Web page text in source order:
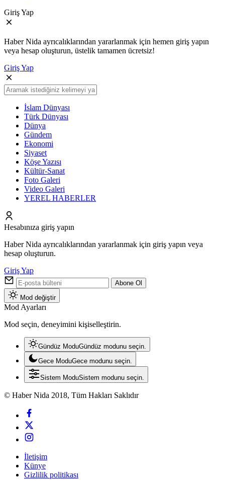
Giriş Yap
Haber Nida ayrıcalıklarından yararlanmak için hemen giriş yapın
veya hesap oluşturun, üstelik tamamen ücretsiz!
Giriş Yap
İslam Dünyası
Türk Dünyası
Dünya
Gündem
Ekonomi
Siyaset
Köşe Yazısı
Kültür-Sanat
Foto Galeri
Video Galeri
YEREL HABERLER
Hesabınıza giriş yapın
Haber Nida ayrıcalıklarından yararlanmak için giriş yapın veya
hesap oluşturun.
Giriş Yap
Abone Ol
Mod değiştir
Mod Ayarları
Mod seçin, deneyimini kişiselleştirin.
Gündüz ModuGündüz modunu seçin.
Gece ModuGece modunu seçin.
Sistem ModuSistem modunu seçin.
© Haber Nida 2018, Tüm Hakları Saklıdır
İletişim
Künye
Gizlilik politikası